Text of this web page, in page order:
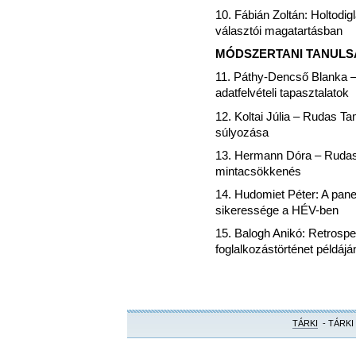
10. Fábián Zoltán:
választói magatartásban
MÓDSZERTANI
11. Páthy-Dencső Blanka
adatfelvételi tapasztalatok
12. Koltai Júlia – Rudas
súlyozása
13. Hermann Dóra –
mintacsökkenés
14. Hudomiet Péter: A
sikeressége a HÉV-ben
15. Balogh Anikó:
foglalkozástörténet
TÁRKI - TÁRKI